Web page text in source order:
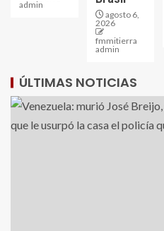
admin
agosto 6,
2026
fmmitierra
admin
ÚLTIMAS NOTICIAS